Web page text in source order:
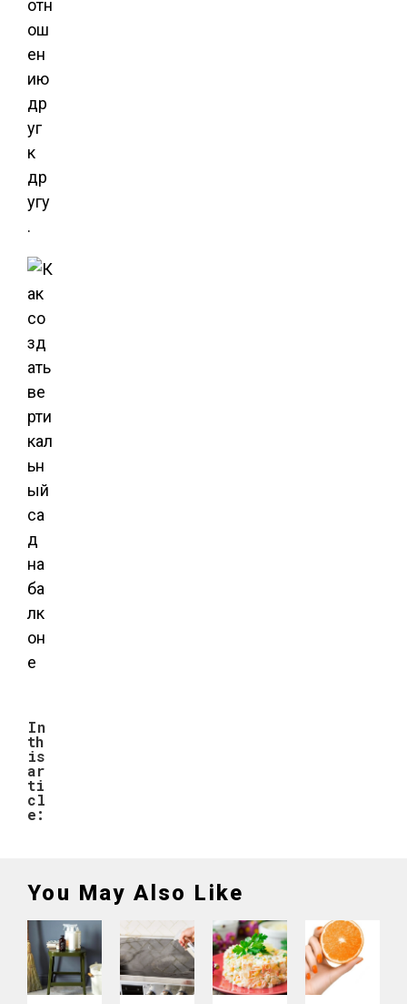
отн
ош
ен
ию
др
уг
к
др
угу
.
In
th
is
ar
ti
cl
e:
You May Also Like